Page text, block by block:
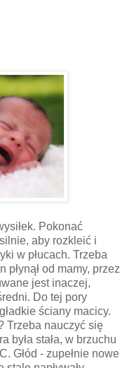
Pokonać
aby rozkleić i
w płucach. Trzeba
od mamy, przez
jest inaczej,
Do tej pory
ściany macicy.
Trzeba nauczyć się
była stała, w brzuchu
Głód - zupełnie nowe